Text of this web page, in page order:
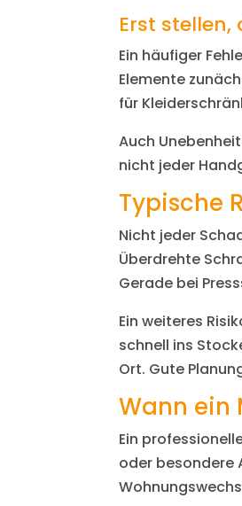
Erst
Ein häufiger
Elemente
für
Auch
nicht jeder
Typische
Nicht jeder
Überdrehte
Gerade bei
Ein weiteres
schnell ins
Ort. Gute
Wann ein
Ein
oder besondere